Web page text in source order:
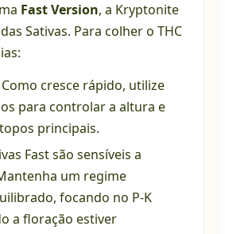
Fast Version, a Kryptonite
Sativas. Para colher o THC
Como cresce rápido, utilize
para controlar a altura e
principais.
Fast são sensíveis a
um regime
focando no P-K
a floração estiver